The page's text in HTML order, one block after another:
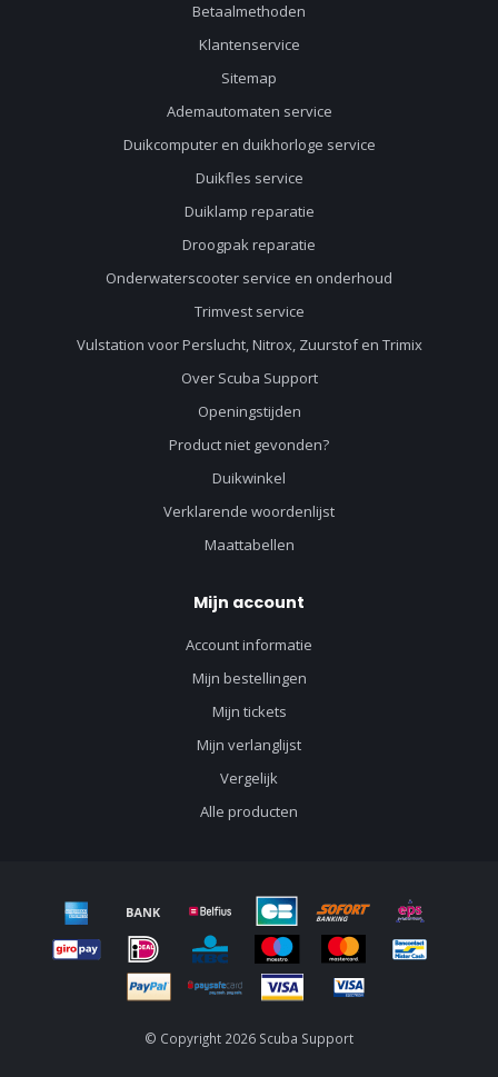
Betaalmethoden
Klantenservice
Sitemap
Ademautomaten service
Duikcomputer en duikhorloge service
Duikfles service
Duiklamp reparatie
Droogpak reparatie
Onderwaterscooter service en onderhoud
Trimvest service
Vulstation voor Perslucht, Nitrox, Zuurstof en Trimix
Over Scuba Support
Openingstijden
Product niet gevonden?
Duikwinkel
Verklarende woordenlijst
Maattabellen
Mijn account
Account informatie
Mijn bestellingen
Mijn tickets
Mijn verlanglijst
Vergelijk
Alle producten
© Copyright 2026 Scuba Support